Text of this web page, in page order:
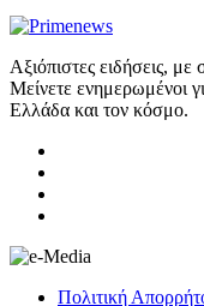
Αξιόπιστες ειδήσεις,
Μείνετε ενημερωμένοι
Ελλάδα και τον κόσμο.
Πολιτική